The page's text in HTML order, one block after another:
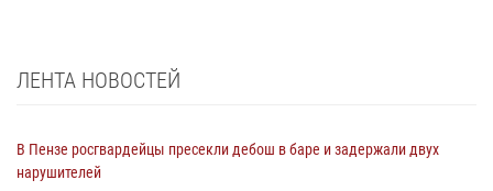
ЛЕНТА НОВОСТЕЙ
В Пензе росгвардейцы пресекли дебош в баре и задержали двух
нарушителей